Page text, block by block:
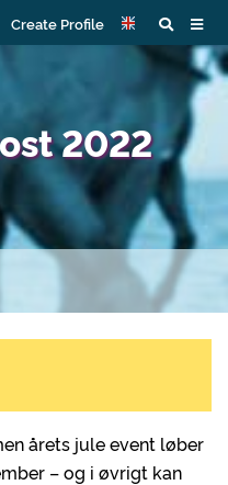
Create Profile
2022
årets jule event løber
– og i øvrigt kan